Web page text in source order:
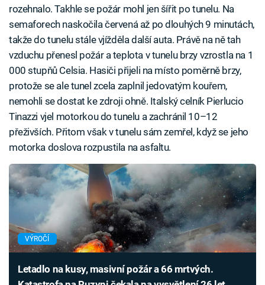
rozehnalo. Takhle se požár mohl jen šířit po tunelu. Na
semaforech naskočila červená až po dlouhých 9 minutách,
takže do tunelu stále vjížděla další auta. Právě na ně tah
vzduchu přenesl požár a teplota v tunelu brzy vzrostla na 1
000 stupňů Celsia. Hasiči přijeli na místo poměrně brzy,
protože se ale tunel zcela zaplnil jedovatým kouřem,
nemohli se dostat ke zdroji ohně. Italský celník Pierlucio
Tinazzi vjel motorkou do tunelu a zachránil 10–12
přeživších. Přitom však v tunelu sám zemřel, když se jeho
motorka doslova rozpustila na asfaltu.
VÝROČÍ
Letadlo na kusy, masivní požár a 66 mrtvých.